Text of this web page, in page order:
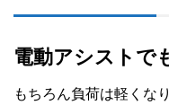
電動アシストで
もちろん負荷は軽くな